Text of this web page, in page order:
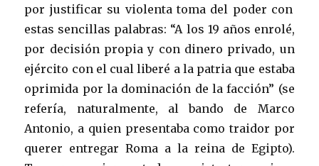
por justificar su violenta toma del poder con
estas sencillas palabras: “A los 19 años enrolé,
por decisión propia y con dinero privado, un
ejército con el cual liberé a la patria que estaba
oprimida por la dominación de la facción” (se
refería, naturalmente, al bando de Marco
Antonio, a quien presentaba como traidor por
querer entregar Roma a la reina de Egipto).